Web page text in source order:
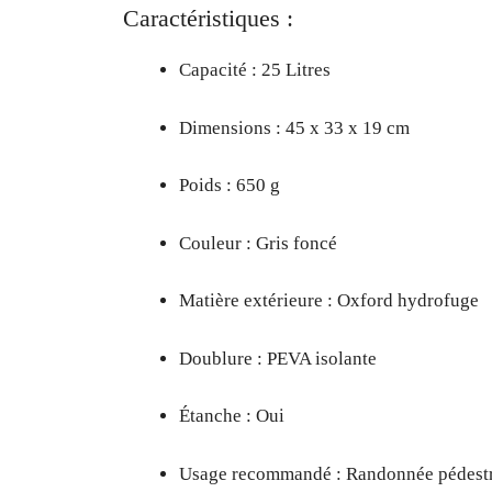
Caractéristiques :
Capacité : 25 Litres
Dimensions : 45 x 33 x 19 cm
Poids : 650 g
Couleur : Gris foncé
Matière extérieure : Oxford hydrofuge
Doublure : PEVA isolante
Étanche : Oui
Usage recommandé : Randonnée